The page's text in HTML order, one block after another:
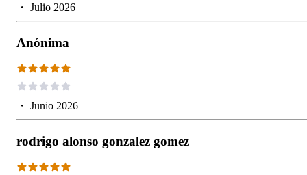
・ Julio 2026
Anónima
・ Junio 2026
rodrigo alonso gonzalez gomez